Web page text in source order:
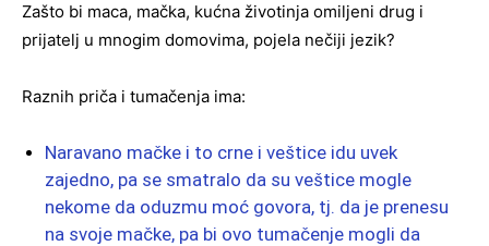
Zašto bi maca, mačka, kućna životinja omiljeni drug i
prijatelj u mnogim domovima, pojela nečiji jezik?
Raznih priča i tumačenja ima:
Naravano mačke i to crne i veštice idu uvek
zajedno, pa se smatralo da su veštice mogle
nekome da oduzmu moć govora, tj. da je prenesu
na svoje mačke, pa bi ovo tumačenje mogli da